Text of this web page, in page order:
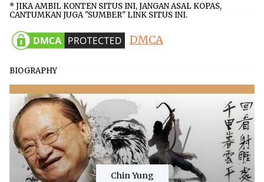
* JIKA AMBIL KONTEN SITUS INI, JANGAN ASAL KOPAS,
CANTUMKAN JUGA "SUMBER" LINK SITUS INI.
DMCA
BIOGRAPHY
Chin Yung